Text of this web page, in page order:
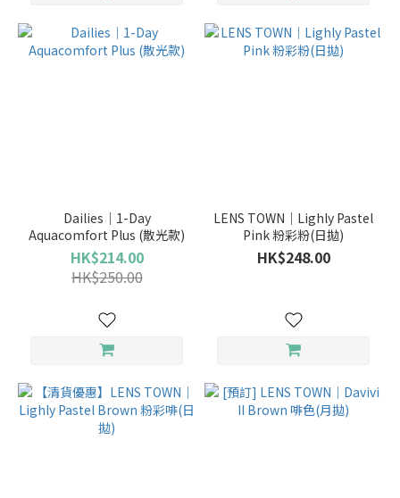
Dailies｜1-Day
Aquacomfort Plus (散光款)
HK$214.00
HK$250.00
LENS TOWN｜Lighly Pastel
Pink 粉彩粉(日拋)
HK$248.00